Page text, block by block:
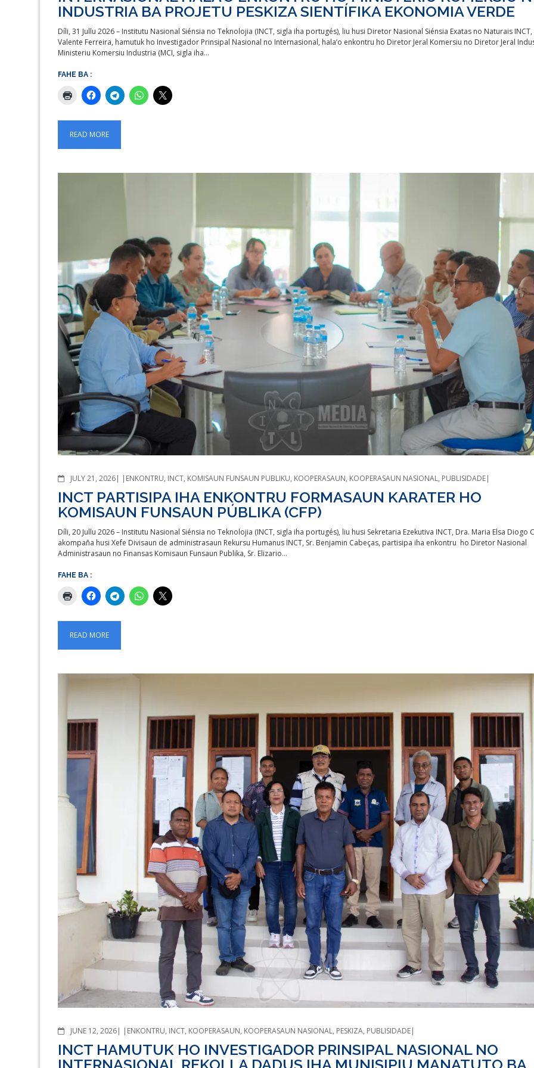
INDUSTRIA BA PROJETU PESKIZA SIENTÍFIKA EKONOMIA VERDE
Díli, 31 Jullu 2026 – Institutu Nasional Siénsia no Teknolojia (INCT, sigla iha portugés), liu husi Diretor Nasional Siénsia Exatas no Naturais INCT,
Valente Ferreira, hamutuk ho Investigador Prinsipal Nasional no Internasional, hala’o enkontru ho Diretor Jeral Komersiu no Diretor Jeral
Ministeriu Komersiu Industria (MCI, sigla iha…
FAHE BA :
READ MORE
JULY 21, 2026 COMMENTS
ENKONTRU, INCT, KOMISAUN FUNSAUN PUBLIKU, KOOPERASAUN, KOOPERASAUN NASIONAL, PUBLISIDADE
INCT PARTISIPA IHA ENKONTRU FORMASAUN KARATER HO
KOMISAUN FUNSAUN PÚBLIKA (CFP)
Díli, 20 Jullu 2026 – Institutu Nasional Siénsia no Teknolojia (INCT, sigla iha portugés), liu husi Sekretaria Ezekutiva INCT, Dra. Maria Elsa Diogo
akompaña husi Xefe Divisaun de administrasaun Rekursu Humanus INCT, Sr. Benjamin Cabeças, partisipa iha enkontru ho Diretor Nasional
Administrasaun no Finansas Komisaun Funsaun Publika, Sr. Elizario…
FAHE BA :
READ MORE
JUNE 12, 2026 COMMENTS
ENKONTRU, INCT, KOOPERASAUN, KOOPERASAUN NASIONAL, PESKIZA, PUBLISIDADE
INCT HAMUTUK HO INVESTIGADOR PRINSIPAL NASIONAL NO